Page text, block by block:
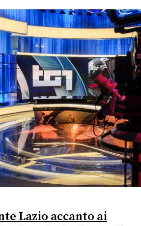
Lazio accanto ai